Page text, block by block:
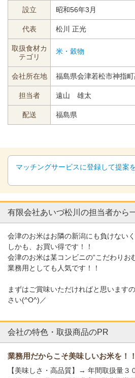
設立 昭和56年3月
代表 松川 正光
取扱食材カ
テゴリ
米・穀物
会社所在地 福島県会津若松市神指
担当者 遠山 雄太
配送 福島県
マッチングサービスに登録して提案
有限会社あいづ松川の担当者から
会津のお米はお隣の新潟にも負けない
しかも、お買い得です！！
会津のお米は某コンビニの“こだわりお
業務用としても人気です！！
まずはご賞味いただければと思います
さい(^O^)／
会社の特色・取扱商品のPR
業務用だからこそ美味しいお米を！！
【美味しさ・高品質】→ 年間取扱量３